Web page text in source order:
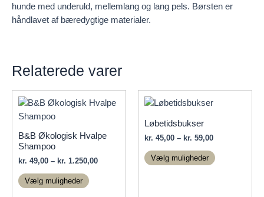
hunde med underuld, mellemlang og lang pels. Børsten er
håndlavet af bæredygtige materialer.
Relaterede varer
B&B Økologisk Hvalpe
Shampoo
kr. 49,00 – kr. 1.250,00Prisinterval:
Vælg muligheder
Løbetidsbukser
kr. 45,00 – kr. 59,00Prisinterval:
til
Vælg muligheder